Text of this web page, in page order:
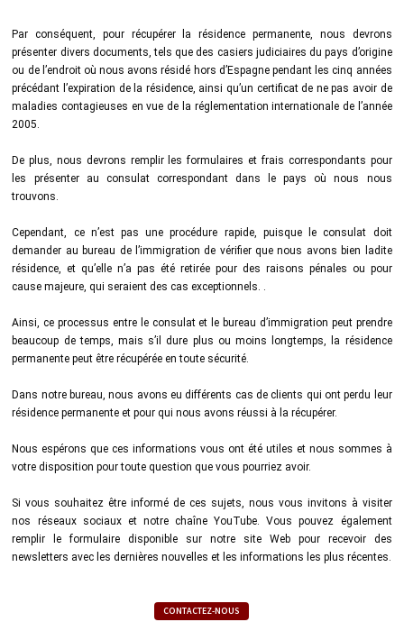
Par conséquent, pour récupérer la résidence permanente, nous devrons
présenter divers documents, tels que des casiers judiciaires du pays d’origine
ou de l’endroit où nous avons résidé hors d’Espagne pendant les cinq années
précédant l’expiration de la résidence, ainsi qu’un certificat de ne pas avoir de
maladies contagieuses en vue de la réglementation internationale de l’année
2005.
De plus, nous devrons remplir les formulaires et frais correspondants pour
les présenter au consulat correspondant dans le pays où nous nous
trouvons.
Cependant, ce n’est pas une procédure rapide, puisque le consulat doit
demander au bureau de l’immigration de vérifier que nous avons bien ladite
résidence, et qu’elle n’a pas été retirée pour des raisons pénales ou pour
cause majeure, qui seraient des cas exceptionnels. .
Ainsi, ce processus entre le consulat et le bureau d’immigration peut prendre
beaucoup de temps, mais s’il dure plus ou moins longtemps, la résidence
permanente peut être récupérée en toute sécurité.
Dans notre bureau, nous avons eu différents cas de clients qui ont perdu leur
résidence permanente et pour qui nous avons réussi à la récupérer.
Nous espérons que ces informations vous ont été utiles et nous sommes à
votre disposition pour toute question que vous pourriez avoir.
Si vous souhaitez être informé de ces sujets, nous vous invitons à visiter
nos réseaux sociaux et notre chaîne YouTube. Vous pouvez également
remplir le formulaire disponible sur notre site Web pour recevoir des
newsletters avec les dernières nouvelles et les informations les plus récentes.
CONTACTEZ-NOUS